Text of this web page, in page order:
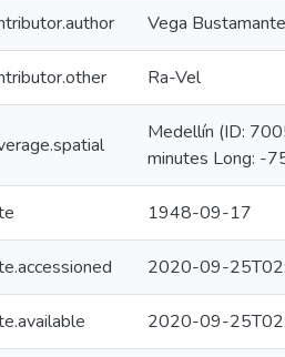
Vega
Ra-Vel
Medellín (ID:
minutes Long: -
1948-09-17
2020-09-
2020-09-